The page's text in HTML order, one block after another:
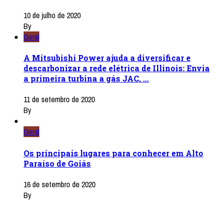
10 de julho de 2020
By
Geral
A Mitsubishi Power ajuda a diversificar e
descarbonizar a rede elétrica de Illinois: Envia
a primeira turbina a gás JAC, ...
11 de setembro de 2020
By
Geral
Os principais lugares para conhecer em Alto
Paraíso de Goiás
16 de setembro de 2020
By